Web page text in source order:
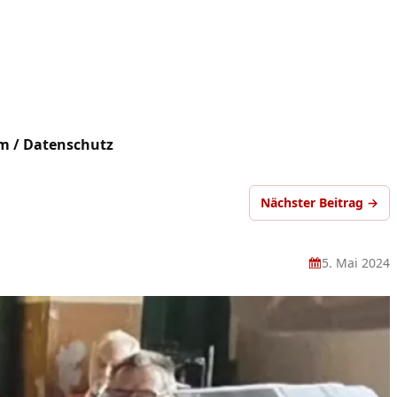
/ Datenschutz
Nächster Beitrag →
5. Mai 2024